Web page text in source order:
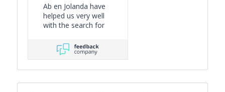
Ab en Jolanda have
helped us very well
with the search for
the Côte d'Azur.
More than full
friendly, very quick
anwers to our